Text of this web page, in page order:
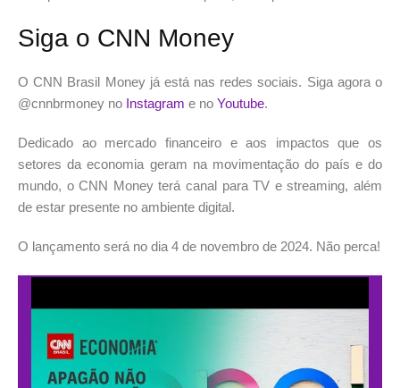
Siga o CNN Money
O CNN Brasil Money já está nas redes sociais. Siga agora o
@cnnbrmoney no Instagram e no Youtube.
Dedicado ao mercado financeiro e aos impactos que os
setores da economia geram na movimentação do país e do
mundo, o CNN Money terá canal para TV e streaming, além
de estar presente no ambiente digital.
O lançamento será no dia 4 de novembro de 2024. Não perca!